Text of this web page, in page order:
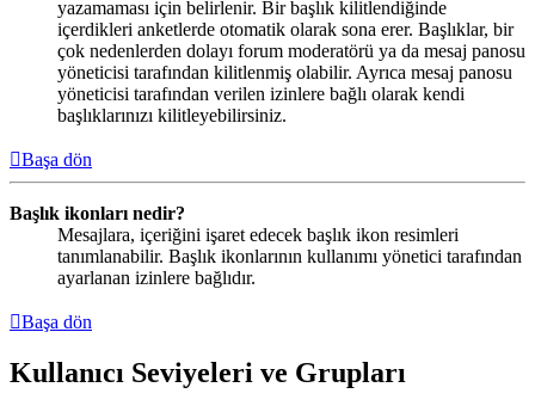
yazamaması için belirlenir. Bir başlık kilitlendiğinde
içerdikleri anketlerde otomatik olarak sona erer. Başlıklar, bir
çok nedenlerden dolayı forum moderatörü ya da mesaj panosu
yöneticisi tarafından kilitlenmiş olabilir. Ayrıca mesaj panosu
yöneticisi tarafından verilen izinlere bağlı olarak kendi
başlıklarınızı kilitleyebilirsiniz.
Başa dön
Başlık ikonları nedir?
Mesajlara, içeriğini işaret edecek başlık ikon resimleri
tanımlanabilir. Başlık ikonlarının kullanımı yönetici tarafından
ayarlanan izinlere bağlıdır.
Başa dön
Kullanıcı Seviyeleri ve Grupları